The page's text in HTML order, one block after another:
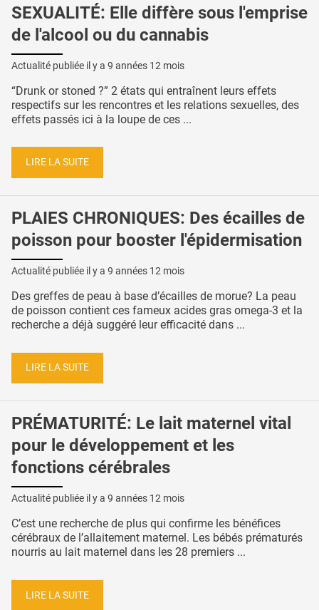
SEXUALITÉ: Elle diffère sous l'emprise
de l'alcool ou du cannabis
Actualité publiée il y a 9 années 12 mois
“Drunk or stoned ?” 2 états qui entraînent leurs effets
respectifs sur les rencontres et les relations sexuelles, des
effets passés ici à la loupe de ces ...
LIRE LA SUITE
PLAIES CHRONIQUES: Des écailles de
poisson pour booster l'épidermisation
Actualité publiée il y a 9 années 12 mois
Des greffes de peau à base d’écailles de morue? La peau
de poisson contient ces fameux acides gras omega-3 et la
recherche a déjà suggéré leur efficacité dans ...
LIRE LA SUITE
PRÉMATURITÉ: Le lait maternel vital
pour le développement et les
fonctions cérébrales
Actualité publiée il y a 9 années 12 mois
C’est une recherche de plus qui confirme les bénéfices
cérébraux de l’allaitement maternel. Les bébés prématurés
nourris au lait maternel dans les 28 premiers ...
LIRE LA SUITE